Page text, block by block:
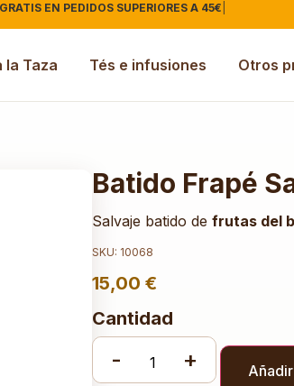
EN PEDIDOS SUPERIORES A 45€
la Taza Tés e infusiones Otros
Batido Frapé
Salvaje batido de frutas del
SKU: 10068
15,00 €
Cantidad
- +